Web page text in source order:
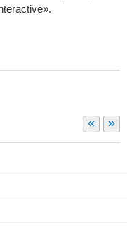
« »